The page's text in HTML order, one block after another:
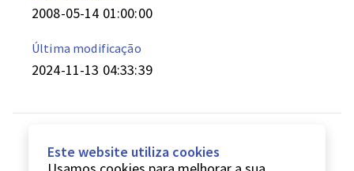
2008-05-14 01:00:00
Última modificação
2024-11-13 04:33:39
Este website utiliza cookies